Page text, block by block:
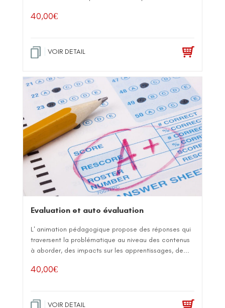
40,00€
VOIR DETAIL
Evaluation et auto évaluation
L' animation pédagogique propose des réponses qui
traversent la problématique au niveau des contenus
à aborder, des impacts sur les apprentissages, de...
40,00€
VOIR DETAIL